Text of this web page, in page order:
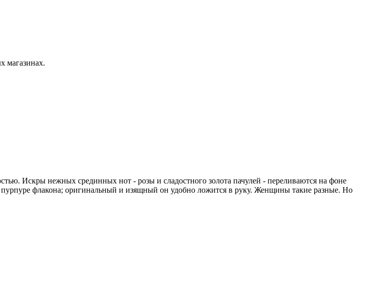
магазинах.
Искры нежных срединных нот - розы и сладостного золота пачулей - переливаются на фоне
пурпуре флакона; оригинальный и изящный он удобно ложится в руку. Женщины такие разные. Но